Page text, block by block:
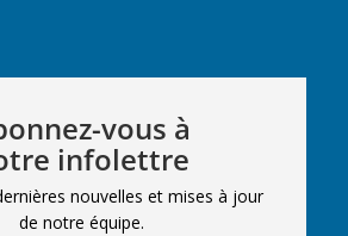
vous à
infolettre
nouvelles et mises à jour
de notre équipe.